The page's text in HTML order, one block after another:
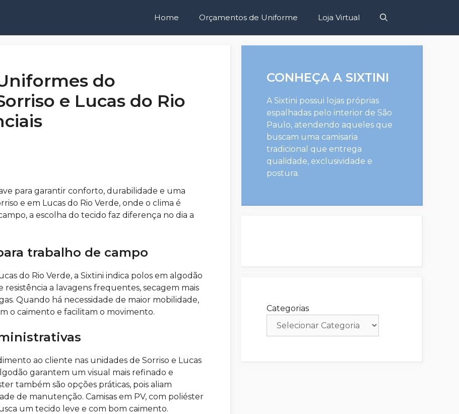
Home Orçamentos de Uniforme Loja Virtual
do
e Lucas do Rio
para garantir conforto, durabilidade e uma
e em Lucas do Rio Verde, onde o clima é
a escolha do tecido faz diferença no dia a
trabalho de campo
do Rio Verde, a Sixtini indica polos em algodão
a lavagens frequentes, secagem mais
Quando há necessidade de maior mobilidade,
o caimento e facilitam o movimento.
ao cliente nas unidades de Sorriso e Lucas
garantem um visual mais refinado e
também são opções práticas, pois aliam
de manutenção. Camisas em PV, com poliéster
um tecido leve e com bom caimento.
CONHEÇA A SIXTINI
A Sixtini possui lojas próprias
espalhadas pelo interior de São
Paulo, atendendo aqueles que
buscam uma camisaria
tradicional que entrega
qualidade, exclusividade e
postura.
Categorias